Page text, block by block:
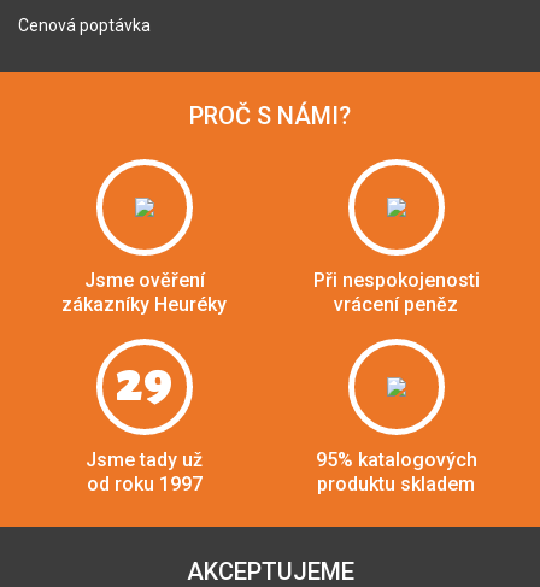
Cenová poptávka
PROČ S NÁMI?
Jsme ověření
zákazníky Heuréky
Při nespokojenosti
vrácení peněz
29
Jsme tady už
od roku 1997
95% katalogových
produktu skladem
AKCEPTUJEME